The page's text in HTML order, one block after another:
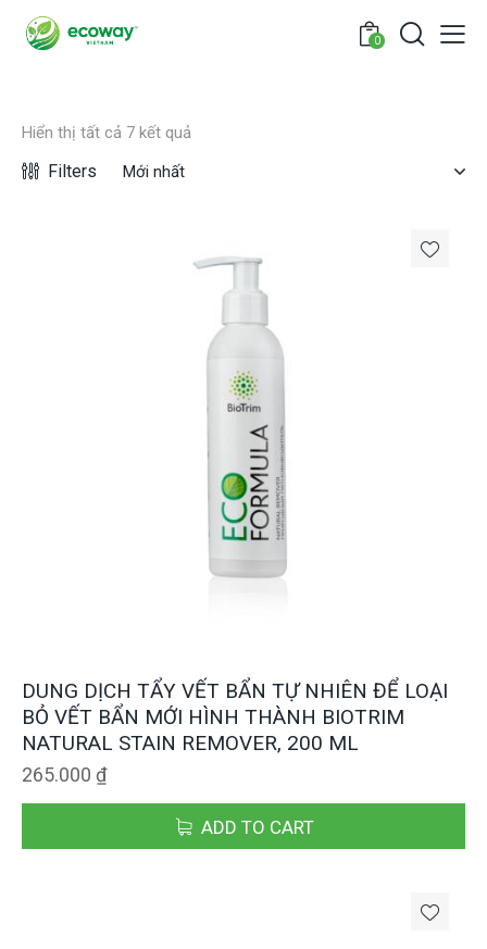
0
Hiển thị tất cả 7 kết quả
Filters
DUNG DỊCH TẨY VẾT BẨN TỰ NHIÊN ĐỂ LOẠI
BỎ VẾT BẨN MỚI HÌNH THÀNH BIOTRIM
NATURAL STAIN REMOVER, 200 ML
265.000 ₫
ADD TO CART